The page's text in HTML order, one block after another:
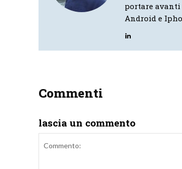
portare avanti
Android e
Commenti
lascia un commento